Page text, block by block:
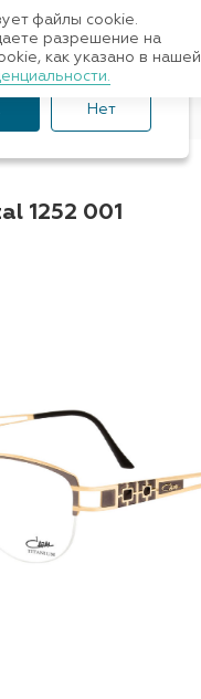
для очков Cazal
1252 001
Санкт-
Нет
файлы cookie.
разрешение на
как указано в нашей